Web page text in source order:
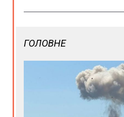
ГОЛОВНЕ